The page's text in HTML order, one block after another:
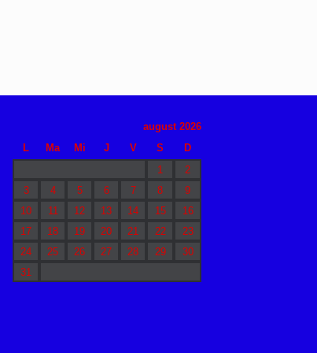
august 2026
L
Ma Mi J V S
D
1
2
3
4 5 6 7 8
9
10
11 12 13 14 15
16
17
18 19 20 21 22
23
24
25 26 27 28 29
30
31